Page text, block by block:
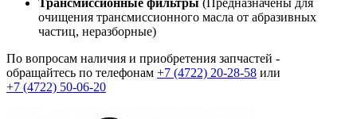
очищения трансмиссионного масла от абразивных
частиц, неразборные)
По вопросам наличия и приобретения запчастей -
обращайтесь по телефонам +7 (4722) 20-28-58 или
+7 (4722) 50-06-20